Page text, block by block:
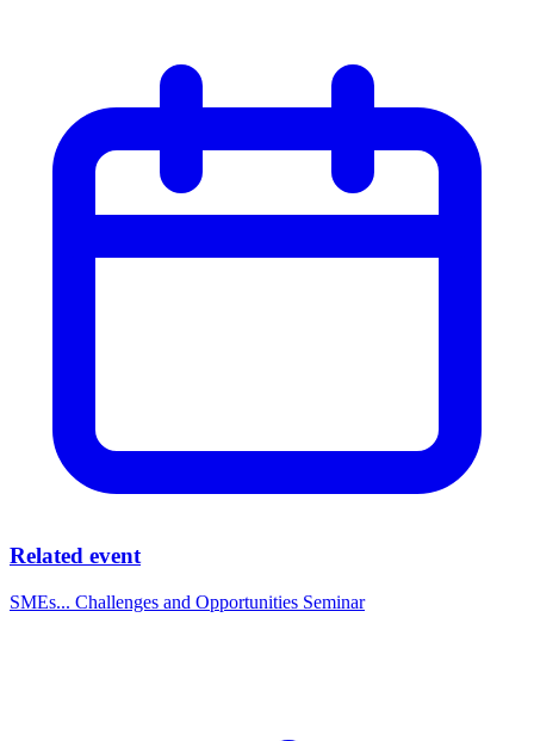
Related event
SMEs... Challenges and Opportunities Seminar